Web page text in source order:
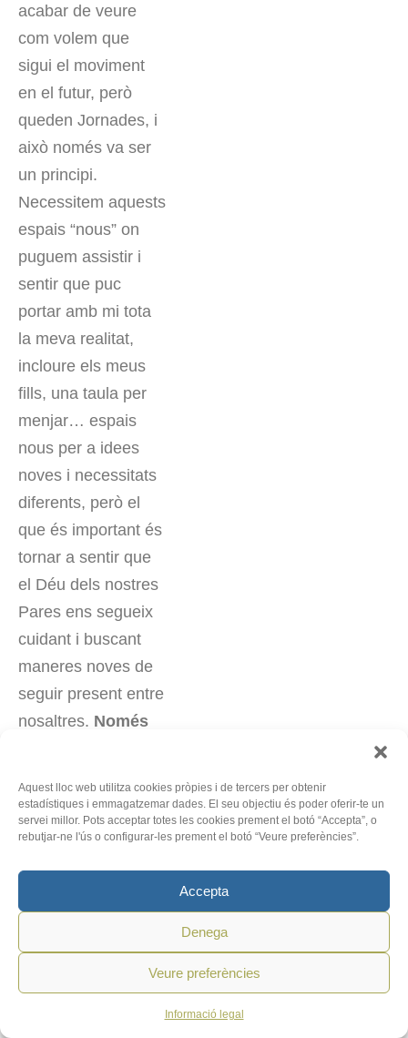
Aquest lloc web utilitza cookies pròpies i de tercers per obtenir
estadístiques i emmagatzemar dades. El seu objectiu és poder oferir-te un
servei millor. Pots acceptar totes les cookies prement el botó “Accepta”, o
rebutjar-ne l'ús o configurar-les prement el botó “Veure preferències”.
Accepta
Denega
Veure preferències
Informació legal
acabar de veure
com volem que
sigui el moviment
en el futur, però
queden Jornades, i
això només va ser
un principi.
Necessitem aquests
espais “nous” on
puguem assistir i
sentir que puc
portar amb mi tota
la meva realitat,
incloure els meus
fills, una taula per
menjar… espais
nous per a idees
noves i necessitats
diferents, però el
que és important és
tornar a sentir que
el Déu dels nostres
Pares ens segueix
cuidant i buscant
maneres noves de
seguir present entre
nosaltres. Només
trucant als altres.
Primer jo mateix/a
convençut/da i feliç.
l'anunci arriba